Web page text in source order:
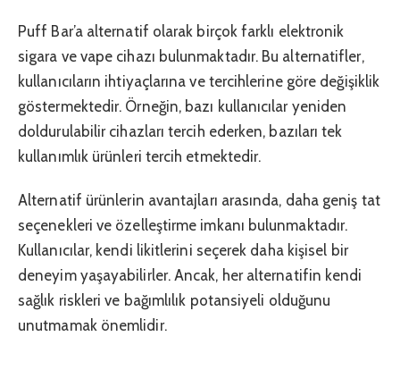
Puff Bar’a alternatif olarak birçok farklı elektronik
sigara ve vape cihazı bulunmaktadır. Bu alternatifler,
kullanıcıların ihtiyaçlarına ve tercihlerine göre değişiklik
göstermektedir. Örneğin, bazı kullanıcılar yeniden
doldurulabilir cihazları tercih ederken, bazıları tek
kullanımlık ürünleri tercih etmektedir.
Alternatif ürünlerin avantajları arasında, daha geniş tat
seçenekleri ve özelleştirme imkanı bulunmaktadır.
Kullanıcılar, kendi likitlerini seçerek daha kişisel bir
deneyim yaşayabilirler. Ancak, her alternatifin kendi
sağlık riskleri ve bağımlılık potansiyeli olduğunu
unutmamak önemlidir.